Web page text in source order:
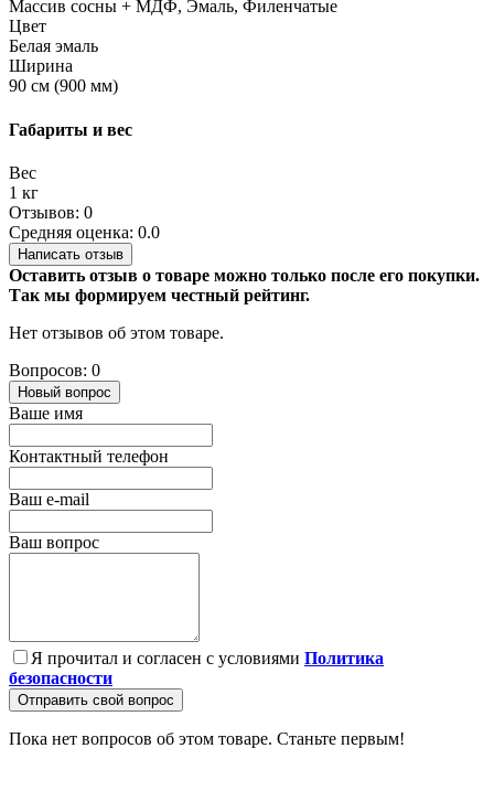
Массив сосны + МДФ, Эмаль, Филенчатые
Цвет
Белая эмаль
Ширина
90 см (900 мм)
Габариты и вес
Вес
1 кг
Отзывов: 0
Средняя оценка: 0.0
Написать отзыв
Оставить отзыв о товаре можно только после его покупки.
Так мы формируем честный рейтинг.
Нет отзывов об этом товаре.
Вопросов: 0
Новый вопрос
Ваше имя
Контактный телефон
Ваш e-mail
Ваш вопрос
Я прочитал и согласен с условиями Политика
безопасности
Отправить свой вопрос
Пока нет вопросов об этом товаре. Станьте первым!